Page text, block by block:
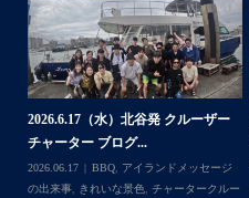
2026.7.28（火） 北谷発 ケラマ諸
島 体験ダイビング...
2026.07.30
アイランドメッセージの出来
事,ウミウシ ,きれいな景色, ケラマ諸島,ケ
ラマ諸島一日ツアー,スノーケリング, 体験